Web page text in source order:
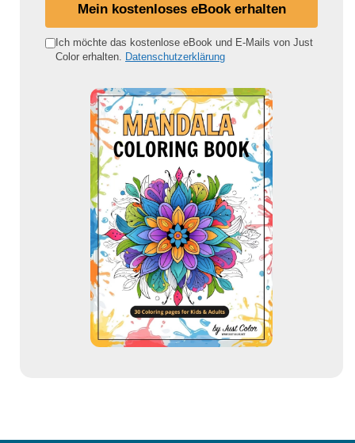
e
Mein kostenloses eBook erhalten
Ich möchte das kostenlose eBook und E-Mails von Just
Color erhalten. Datenschutzerklärung